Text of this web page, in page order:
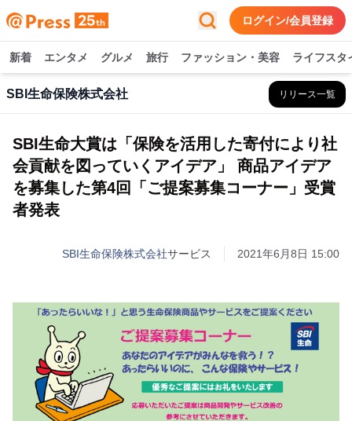
ログイン/会員登録
新着 エンタメ グルメ 旅行 ファッション・美容 ライフスタ
SBI生命保険株式会社 リリース一覧
SBI生命大賞は「保険を活用した寄付により社
会貢献を図っていくアイデア」 商品アイデア
を募集した第4回「ご提案募集コーナー」受賞
者発表
SBI生命保険株式会社サービス 2021年6月8日 15:00